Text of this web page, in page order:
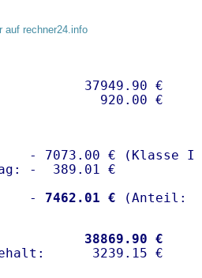
auf rechner24.info
37949.90 €
- 7073.00 € (Klasse I)
-  389.01 €
-
7462.01 €
38869.90 €